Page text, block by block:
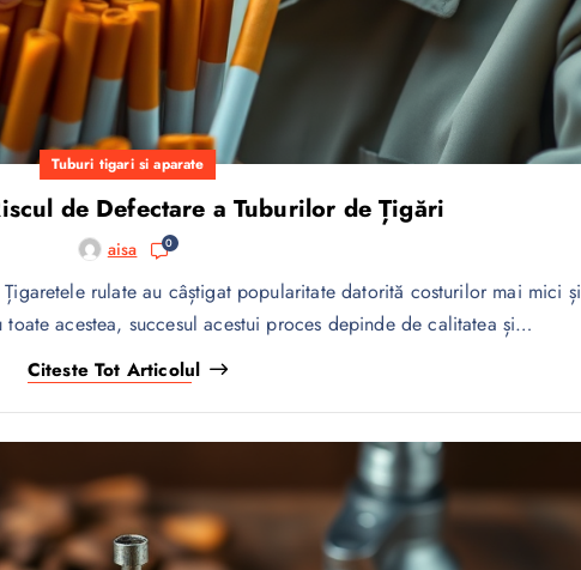
Tuburi tigari si aparate
de Defectare a Tuburilor de Țigări
aisa 0
rulate au câștigat popularitate datorită costurilor mai mici și
acestea, succesul acestui proces depinde de calitatea și…
Citeste Tot Articolul